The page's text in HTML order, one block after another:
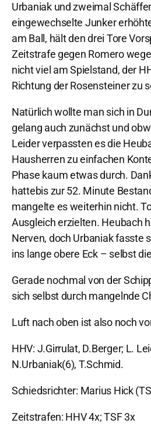
Urbaniak und zweimal
eingewechselte Junker
am Ball, hält den drei Tore
Zeitstrafe gegen Romero
nicht viel am Spielstand, der
Richtung der Rosensteiner zu
Natürlich wollte man sich in
gelang auch zunächst und
Leider verpassten es die
Hausherren zu einfachen
Phase kaum etwas durch.
hattebis zur 52. Minute
mangelte es weiterhin nicht.
Ausgleich erzielten. Heubach
Nerven, doch Urbaniak fasste
ins lange obere Eck – selbst
Gerade nochmal von der
sich selbst durch mangelnde
Luft nach oben ist also noch
HHV: J.Girrulat, D.Berger; L.
N.Urbaniak(6), T.Schmid.
Schiedsrichter: Marius Hick
Zeitstrafen: HHV 4x; TSF 3x